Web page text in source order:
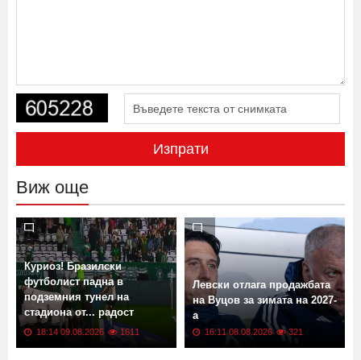
Изпрати
Виж още
Куриоз! Бразилски
футболист падна в
подземния тунел на
стадиона от... радост
ВИДЕО
18:14 09.08.2026 1611
Левски отлага продажбата
на Вуцов за зимата на 2027-
а
16:11 08.08.2026 321